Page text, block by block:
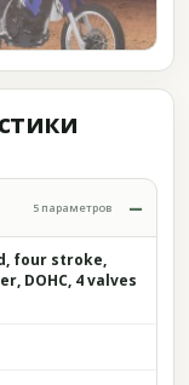
5 параметров
four stroke,
DOHC, 4 valves